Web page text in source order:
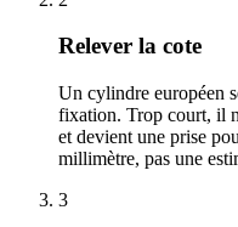
Relever la cote
Un cylindre européen
fixation. Trop court, il
et devient une prise
millimètre, pas une
3